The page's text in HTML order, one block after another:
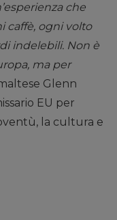
che
caffè, ogni volto
indelebili. Non è
ma per
Glenn
EU per
la cultura e